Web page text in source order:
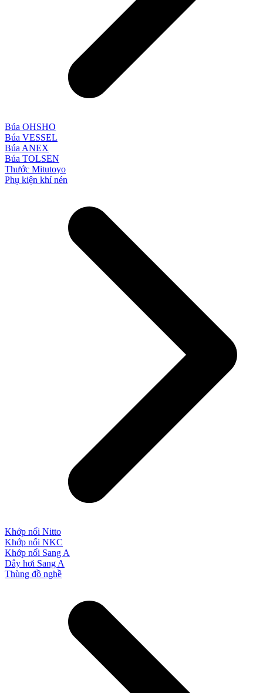
Búa OHSHO
Búa VESSEL
Búa ANEX
Búa TOLSEN
Thước Mitutoyo
Phụ kiện khí nén
Khớp nối Nitto
Khớp nối NKC
Khớp nối Sang A
Dây hơi Sang A
Thùng đồ nghề